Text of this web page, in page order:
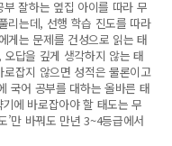
잘하는 옆집 아이를 따라 무
리는데, 선행 학습 진도를 따라
게는 문제를 건성으로 읽는 태
답을 깊게 생각하지 않는 태
잡지 않으면 성적은 물론이고
국어 공부를 대하는 올바른 태
에 바로잡아야 할 태도는 무
’만 바꿔도 만년 3~4등급에서